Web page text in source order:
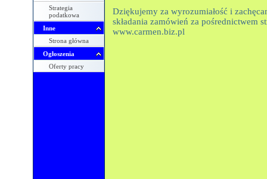
Strategia
podatkowa
Inne
Strona główna
Ogłoszenia
Oferty pracy
Dziękujemy za wyrozumiałość i
składania zamówień za pośrednictwem
www.carmen.biz.pl